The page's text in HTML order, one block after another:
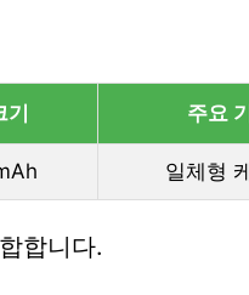
주요
일체형
합니다.